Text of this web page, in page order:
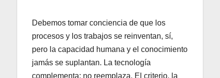
Debemos tomar conciencia de que los
procesos y los trabajos se reinventan, sí,
pero la capacidad humana y el conocimiento
jamás se suplantan. La tecnología
complementa; no reemplaza. El criterio, la